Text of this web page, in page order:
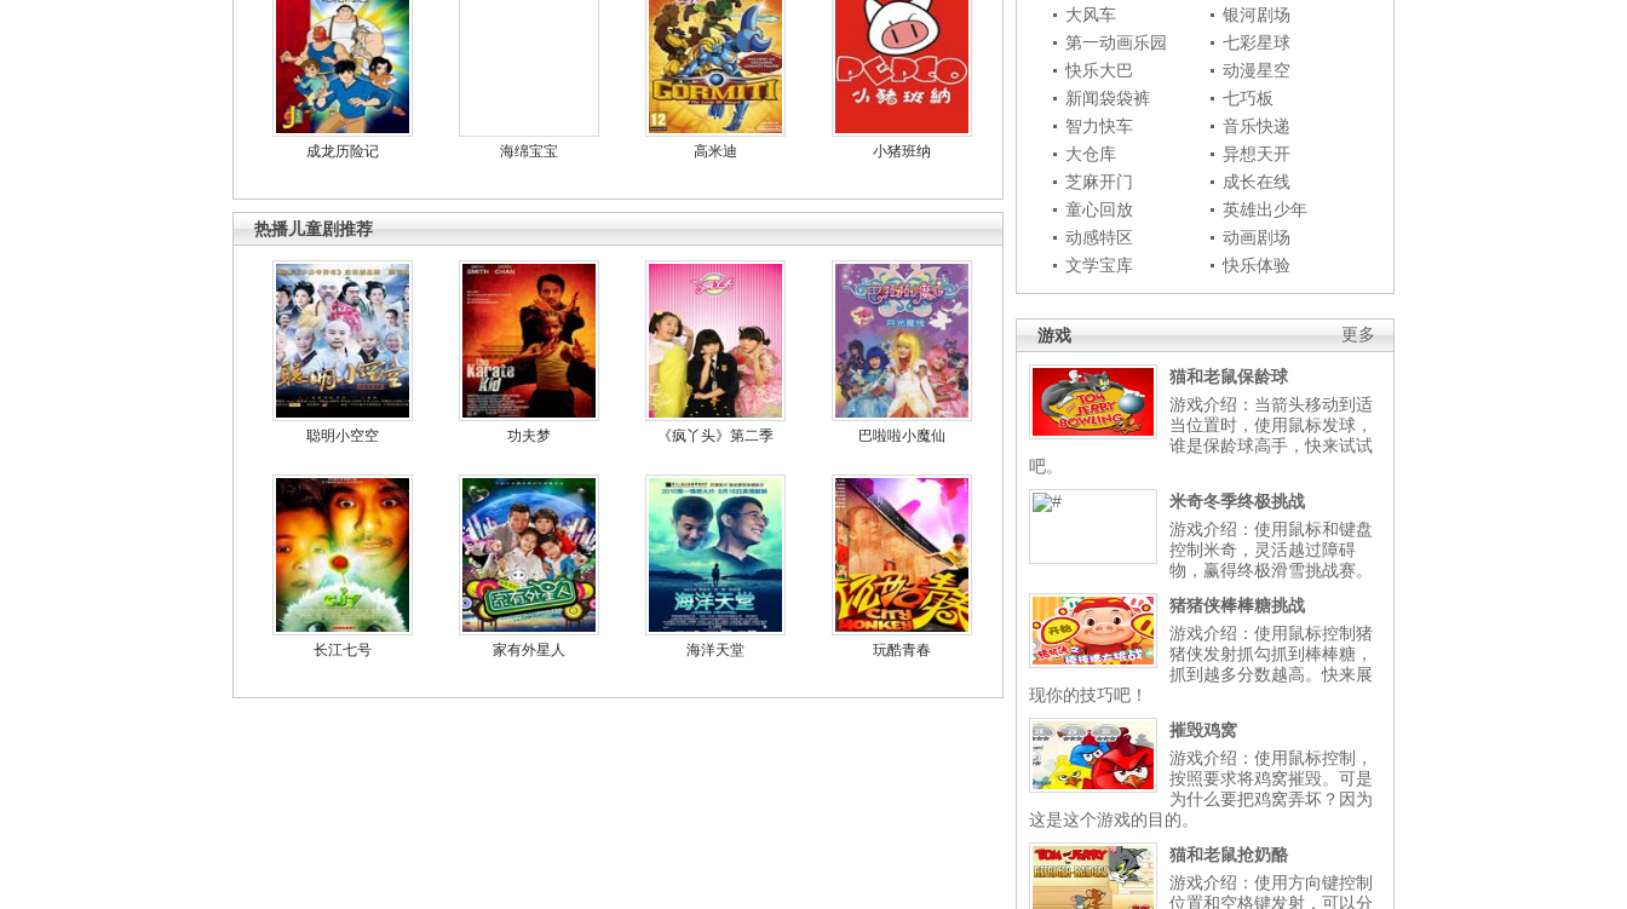
成龙历险记 海绵宝宝 高米迪 小猪班纳
热播儿童剧推荐
聪明小空空 功夫梦 《疯丫头》第二季 巴啦啦小魔仙
长江七号 家有外星人 海洋天堂 玩酷青春
大风车
银河剧场
第一动画乐园
七彩星球
快乐大巴
动漫星空
新闻袋袋裤
七巧板
智力快车
音乐快递
大仓库
异想天开
芝麻开门
成长在线
童心回放
英雄出少年
动感特区
动画剧场
文学宝库
快乐体验
更多
游戏
猫和老鼠保龄球
游戏介绍：当箭头移动到适
当位置时，使用鼠标发球，
谁是保龄球高手，快来试试
吧。
米奇冬季终极挑战
游戏介绍：使用鼠标和键盘
控制米奇，灵活越过障碍
物，赢得终极滑雪挑战赛。
猪猪侠棒棒糖挑战
游戏介绍：使用鼠标控制猪
猪侠发射抓勾抓到棒棒糖，
抓到越多分数越高。快来展
现你的技巧吧！
摧毁鸡窝
游戏介绍：使用鼠标控制，
按照要求将鸡窝摧毁。可是
为什么要把鸡窝弄坏？因为
这是这个游戏的目的。
猫和老鼠抢奶酪
游戏介绍：使用方向键控制
位置和空格键发射，可以分